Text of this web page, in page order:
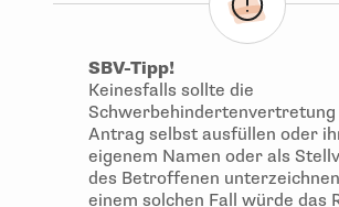
SBV-Tipp!
Keinesfalls sollte die
Schwerbehindertenvertretung
Antrag selbst ausfüllen oder
eigenem Namen oder als
des Betroffenen
einem solchen Fall würde das